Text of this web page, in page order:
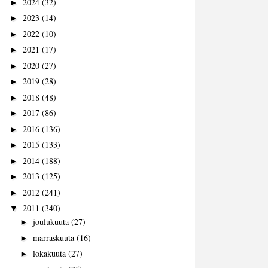
►
► 2023 (14)
► 2022 (10)
► 2021 (17)
► 2020 (27)
► 2019 (28)
► 2018 (48)
► 2017 (86)
► 2016 (136)
► 2015 (133)
► 2014 (188)
► 2013 (125)
► 2012 (241)
▼ 2011 (340)
► joulukuuta (27)
► marraskuuta (16)
► lokakuuta (27)